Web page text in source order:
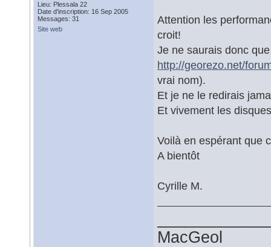
Lieu: Plessala 22
Date d'inscription: 16 Sep 2005
Messages: 31
Site web
Attention les
croit!
Je ne saurais donc
http://georezo.net/
vrai nom).
Et je ne le redirais
Et vivement les
Voilà en espérant que
A bientôt
Cyrille M.
MacGeol